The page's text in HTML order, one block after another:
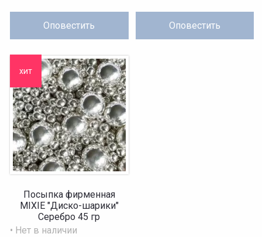
Оповестить Оповестить
хит
Посыпка фирменная
MIXIE "Диско-шарики"
Серебро 45 гр
• Нет в наличии